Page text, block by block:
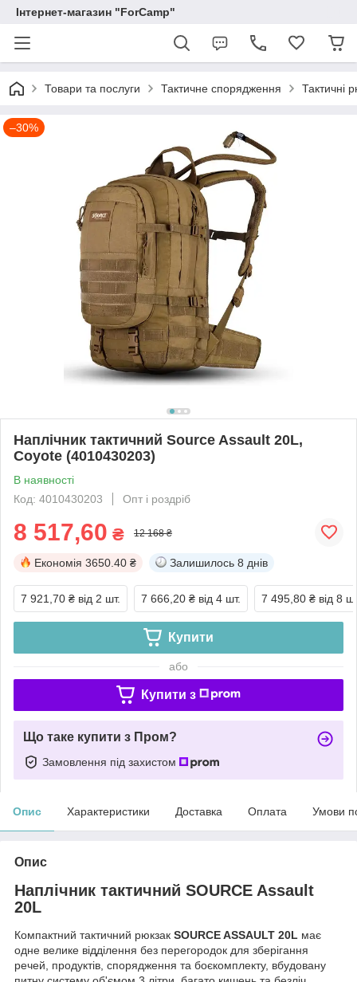
Інтернет-магазин "ForCamp"
Товари та послуги Тактичне спорядження Тактичні
–30%
Наплічник тактичний Source Assault 20L,
Coyote (4010430203)
В наявності
Код: 4010430203
Опт і роздріб
8 517,60 ₴ 12 168 ₴
Економія 3650.40 ₴ Залишилось 8 днів
7 921,70 ₴ від 2 шт. 7 666,20 ₴ від 4 шт. 7 495,80 ₴ від 8
Купити
або
Купити з
Що таке купити з Пром?
Замовлення під захистом
Опис Характеристики Доставка Оплата Умови
Опис
Наплічник тактичний SOURCE Assault
20L
Компактний тактичний рюкзак SOURCE ASSAULT 20L має
одне велике відділення без перегородок для зберігання
речей, продуктів, спорядження та боєкомплекту, вбудовану